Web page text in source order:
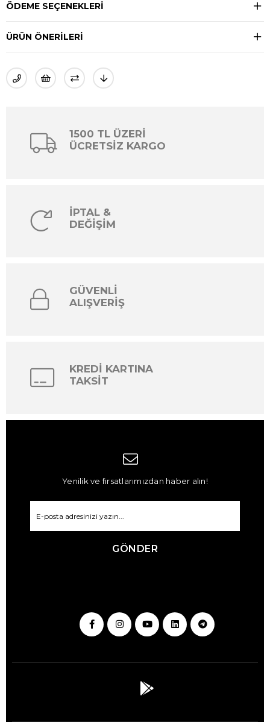
ÖDEME SEÇENEKLERI
ÜRÜN ÖNERILERI
1500 TL ÜZERİ
ÜCRETSİZ KARGO
İPTAL &
DEĞİŞİM
GÜVENLİ
ALIŞVERİŞ
KREDİ KARTINA
TAKSİT
Yenilik ve fırsatlarımızdan haber alın!
GÖNDER